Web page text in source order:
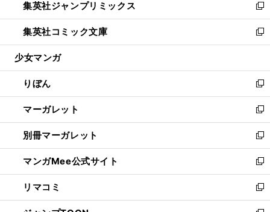
く
で
開
く
ド
ウ
で
開
ィ
ン
ド
ウ
開
く
い
ウ
ィ
ン
ウ
で
開
く
集英社ジャンプリミックス
新
し
い
ウ
ン
ド
ウ
で
開
く
集英社コミック文庫
新
し
ウ
ィ
ン
ド
ウ
で
開
く
少女マンガ
りぼん
新
し
い
ウ
ィ
ン
ド
ウ
で
開
マーガレット
新
し
い
ウ
ィ
ン
ド
ウ
別冊マーガレット
新
し
い
ウ
ィ
ン
マンガMee公式サイト
新
し
い
ウ
リマコミ
新
し